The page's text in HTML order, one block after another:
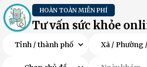
HOÀN TOÀN MIỄN PHÍ
Tư vấn sức khỏe